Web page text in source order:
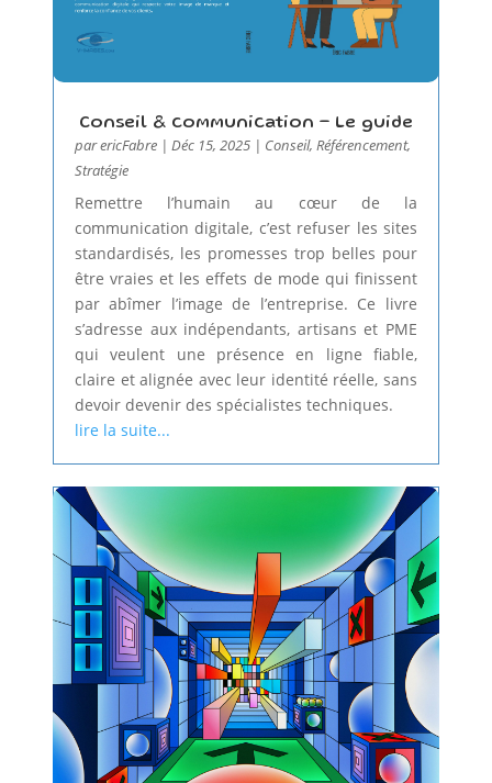
Conseil & communication – Le guide
parericFabre| Déc 15, 2025| Conseil, Référencement,
Stratégie
Remettre l’humain au cœur de la
communication digitale, c’est refuser les sites
standardisés, les promesses trop belles pour
être vraies et les effets de mode qui finissent
par abîmer l’image de l’entreprise. Ce livre
s’adresse aux indépendants, artisans et PME
qui veulent une présence en ligne fiable,
claire et alignée avec leur identité réelle, sans
devoir devenir des spécialistes techniques.
lire la suite...